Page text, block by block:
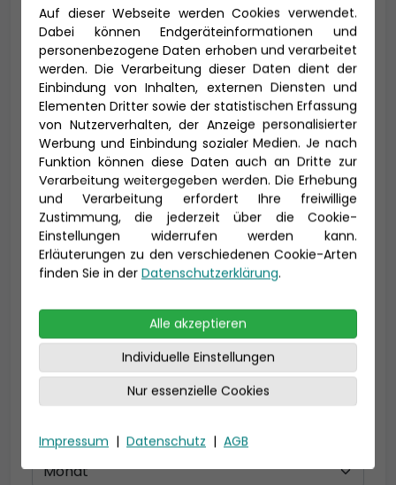
Titel
Vorname * Nachname *
E-Mail *
Geburtsdatum
Auf dieser Webseite werden Cookies verwendet.
Dabei können Endgeräteinformationen und
personenbezogene Daten erhoben und verarbeitet
werden. Die Verarbeitung dieser Daten dient der
Einbindung von Inhalten, externen Diensten und
Elementen Dritter sowie der statistischen Erfassung
von Nutzerverhalten, der Anzeige personalisierter
Werbung und Einbindung sozialer Medien. Je nach
Funktion können diese Daten auch an Dritte zur
Verarbeitung weitergegeben werden. Die Erhebung
und Verarbeitung erfordert Ihre freiwillige
Zustimmung, die jederzeit über die Cookie-
Einstellungen widerrufen werden kann.
Erläuterungen zu den verschiedenen Cookie-Arten
finden Sie in der Datenschutzerklärung.
Alle akzeptieren
Individuelle Einstellungen
Nur essenzielle Cookies
Impressum | Datenschutz | AGB